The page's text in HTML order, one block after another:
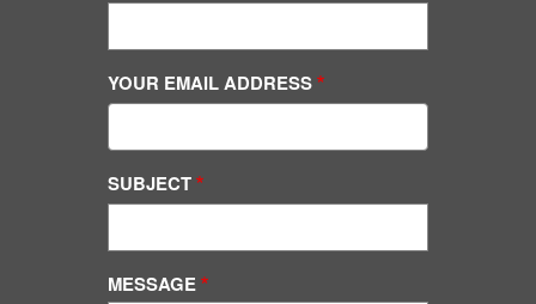
YOUR EMAIL ADDRESS
SUBJECT
MESSAGE